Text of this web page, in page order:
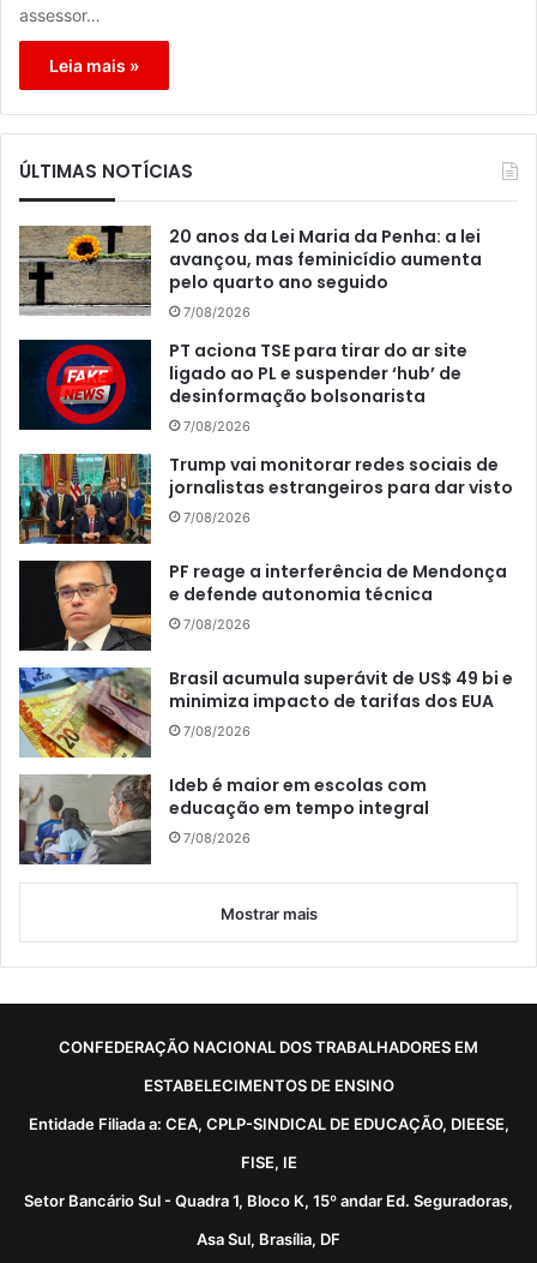
assessor…
Leia mais »
ÚLTIMAS NOTÍCIAS
20 anos da Lei Maria da Penha: a lei
avançou, mas feminicídio aumenta
pelo quarto ano seguido
7/08/2026
PT aciona TSE para tirar do ar site
ligado ao PL e suspender ‘hub’ de
desinformação bolsonarista
7/08/2026
Trump vai monitorar redes sociais de
jornalistas estrangeiros para dar visto
7/08/2026
PF reage a interferência de Mendonça
e defende autonomia técnica
7/08/2026
Brasil acumula superávit de US$ 49 bi e
minimiza impacto de tarifas dos EUA
7/08/2026
Ideb é maior em escolas com
educação em tempo integral
7/08/2026
Mostrar mais
CONFEDERAÇÃO NACIONAL DOS TRABALHADORES EM
ESTABELECIMENTOS DE ENSINO
Entidade Filiada a: CEA, CPLP-SINDICAL DE EDUCAÇÃO, DIEESE,
FISE, IE
Setor Bancário Sul - Quadra 1, Bloco K, 15º andar Ed. Seguradoras,
Asa Sul, Brasília, DF